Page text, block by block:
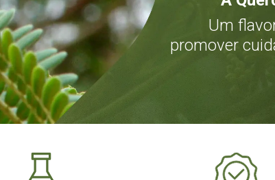
Um
promover